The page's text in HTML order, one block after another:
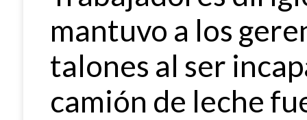
mantuvo a los
talones al ser
camión de leche